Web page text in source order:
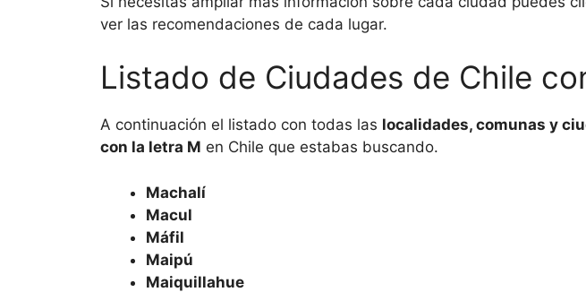
ver las recomendaciones de cada lugar.
Listado de Ciudades de Chile
A continuación el listado con todas las localidades, comunas y
con la letra M en Chile que estabas buscando.
Machalí
Macul
Máfil
Maipú
Maiquillahue